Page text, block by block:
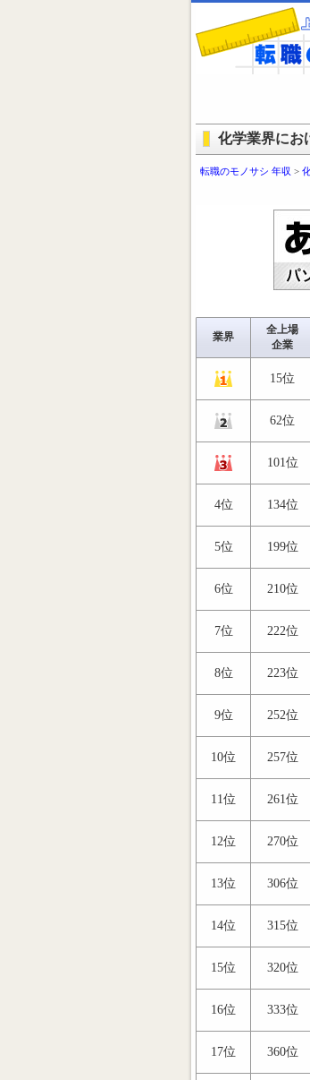
化学業界にお
転職のモノサシ 年収 >
業界
全上場
企業
15位
62位
101位
4位 134位
5位 199位
6位 210位
7位 222位
8位 223位
9位 252位
10位 257位
11位 261位
12位 270位
13位 306位
14位 315位
15位 320位
16位 333位
17位 360位